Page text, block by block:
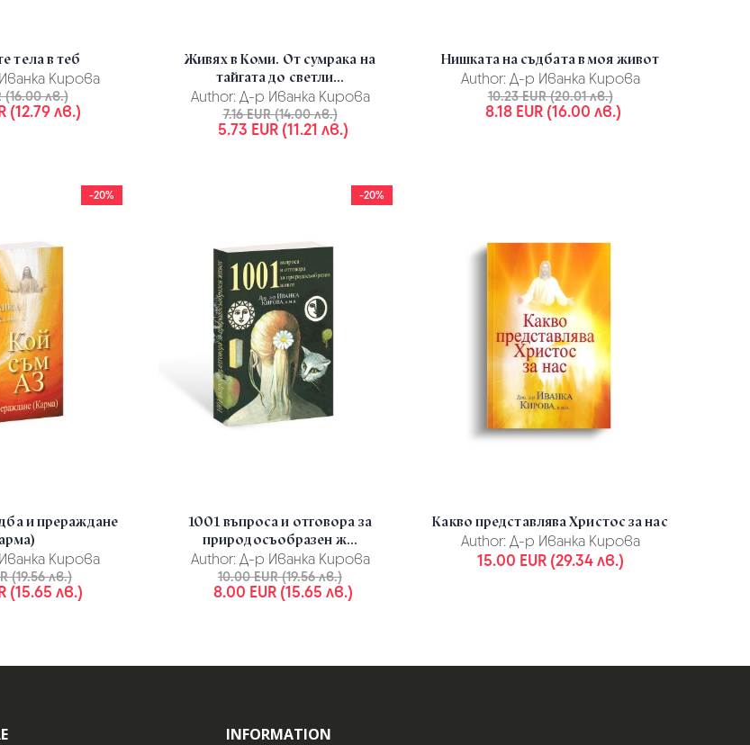
тела в теб
Кирова
(16.00 лв.)
(12.79 лв.)
Живях в Коми. От сумрака на
тайгата до светли...
Author: Д-р Иванка Кирова
7.16 EUR (14.00 лв.)
5.73 EUR (11.21 лв.)
Нишката на съдбата в моя живот
Author: Д-р Иванка Кирова
10.23 EUR (20.01 лв.)
8.18 EUR (16.00 лв.)
-20%
и прераждане
Кирова
(19.56 лв.)
(15.65 лв.)
-20%
1001 въпроса и отговора за
природосъобразен ж...
Author: Д-р Иванка Кирова
10.00 EUR (19.56 лв.)
8.00 EUR (15.65 лв.)
Какво представлява Христос за нас
Author: Д-р Иванка Кирова
15.00 EUR (29.34 лв.)
INFORMATION